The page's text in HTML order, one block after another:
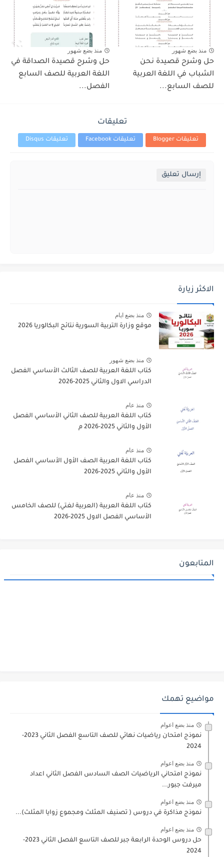
منذ بضع شهور
حل وشرح قصيدة نحن
الشباب في اللغة العربية
للصف السابع...
منذ بضع شهور
حل وشرح قصيدة الصداقة في
اللغة العربية للصف السابع
الفصل...
تعليقات
تعليقات Blogger تعليقات Facebook تعليقات Disqus
إرسال تعليق
الاكثر زيارة
منذ بضع ايام
موقع وزارة التربية السورية نتائج البكالوريا 2026
منذ بضع شهور
كتاب اللغة العربية للصف الثالث الأساسي الفصل
الدراسي الاول والثاني 2025-2026
منذ عام
كتاب اللغة العربية للصف الثاني الأساسي الفصل
الأول والثاني 2025-2026 م
منذ عام
كتاب اللغة العربية الصف الأول الأساسي الفصل
الأول والثاني 2025-2026
منذ عام
كتاب اللغة العربية (العربية لغتي) للصف الخامس
الأساسي الفصل الاول 2025-2026
المتابعون
مواضيع تهمك
منذ بضع اعوام
نموذج امتحان رياضيات نهائي للصف التاسع الفصل الثاني 2023-
2024
منذ بضع اعوام
نموذج امتحاني الرياضيات الصف السادس الفصل الثاني اعداد
ميرفت جبور...
منذ بضع اعوام
نموذج مذاكرة في دروس ( تصنيف المثلث ومجموع زوايا المثلث)...
منذ بضع اعوام
حل دروس الوحدة الرابعة جبر للصف التاسع الفصل الثاني 2023-
2024